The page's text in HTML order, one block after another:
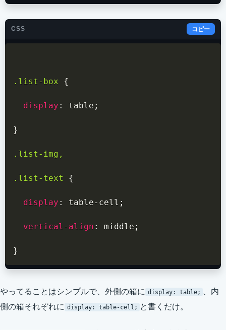
CSS コピー
.list-box {
display : table ;
}
.list-img,
.list-text {
display : table-cell ;
vertical-align : middle ;
}
やってることはシンプルで、外側の箱に display: table;
、内
側の箱それぞれに display: table-cell; と書くだけ。